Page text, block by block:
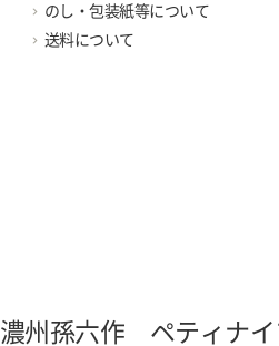
のし・包装紙等について
送料について
濃州孫六作 ペティナイ